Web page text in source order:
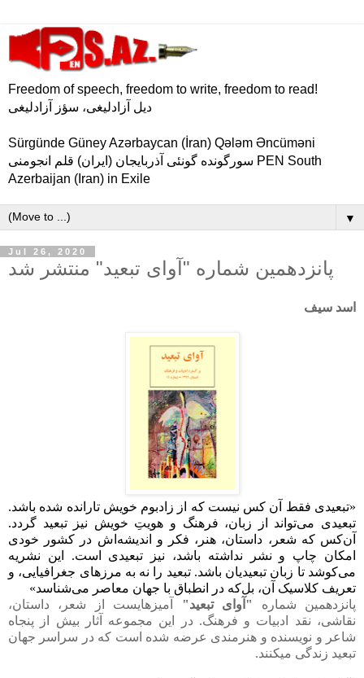
Freedom of speech, freedom to write, freedom to read!
دیل آزادلیغی، سؤز آزادلیغی
Sürgünde Güney Azərbaycan (İran) Qələm Əncüməni
سورگونده گونئی آذربایجان (ایران) قلم انجومنی PEN South
Azerbaijan (Iran) in Exile
▼
Jul 26, 2020
پانزدهمین شماره "آوای تبعید" منتشر شد
اسد سیف
«تبعیدی فقط آن کس نیست که از زادبوم خویش تارانده شده باشد.
تبعیدی می‌تواند از زبان، فرهنگ و هویتِ خویش نیز تبعید گردد.
آن‌کس که شعر، داستان، هنر، فکر و اندیشه‌اش در کشور خودی
امکان چاپ و نشر نداشته باشد، نیز تبعیدی است. این نشریه
می‌کوشد تا زبان تبعیدیان باشد. تبعید را نه به مرزهای جغرافیایی، و
تعریف کلاسیک آن، بل‌که در انطباق با جهان معاصر می‌شناسد»
پانزدهمین شماره
"آوای تبعید"
آمیزه­ای­ست از شعر، داستان،
نقاشی، نقد ادبیات و فرهنگ. در این مجموعه آثار بیش از پنجاه
شاعر و نویسنده و هنرمندی عرضه شده است که در سراسر جهان
تبعید زندگی می­کنند.